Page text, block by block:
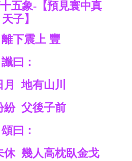
十五象-【預見寰中真
天子】
下震上 豐
讖曰：
月 地有山川
紛 父後子前
頌曰：
休 幾人高枕臥金戈